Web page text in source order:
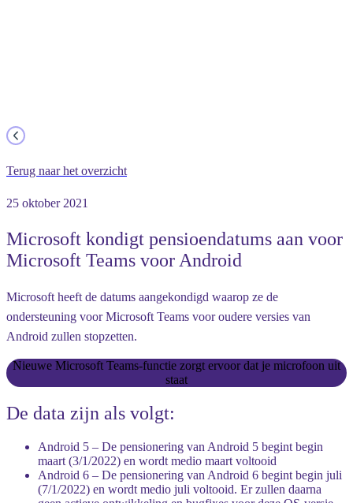
Terug naar het overzicht
25 oktober 2021
Microsoft kondigt pensioendatums aan voor
Microsoft Teams voor Android
Microsoft heeft de datums aangekondigd waarop ze de
ondersteuning voor Microsoft Teams voor oudere versies van
Android zullen stopzetten.
Nieuwe Microsoft Teams-functie zorgt ervoor dat je microfoon uit
staat
De data zijn als volgt:
Android 5 – De pensionering van Android 5 begint begin
maart (3/1/2022) en wordt medio maart voltooid
Android 6 – De pensionering van Android 6 begint begin juli
(7/1/2022) en wordt medio juli voltooid. Er zullen daarna